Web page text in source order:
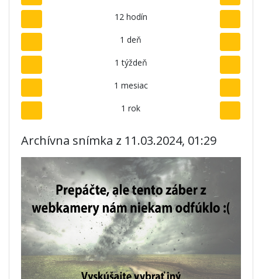
12 hodín
1 deň
1 týždeň
1 mesiac
1 rok
Archívna snímka z 11.03.2024, 01:29